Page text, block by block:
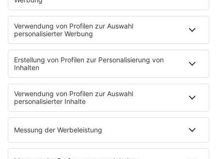
Sendeplan
DJs
Playlist
MUSIC
Streams
Album der Woche
News
Highlights
Charts
EVENTS